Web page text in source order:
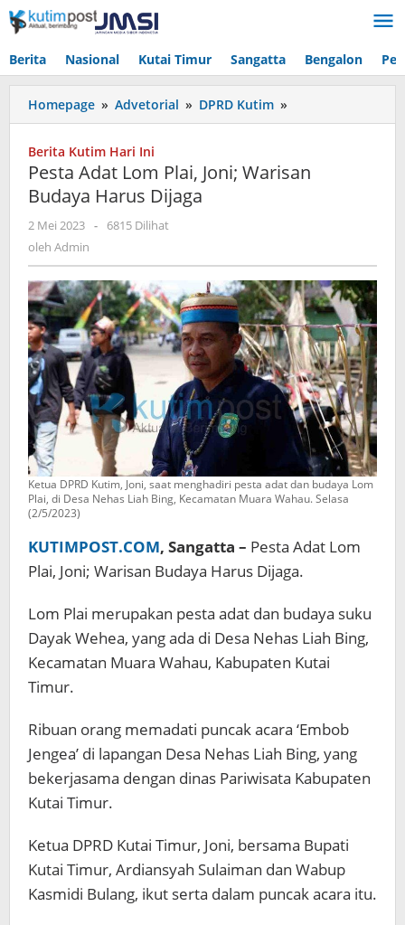
Lewati
ke
Berita Nasional Kutai Timur Sangatta Bengalon
Homepage » Advetorial » DPRD Kutim »
Adat
Joni;
Berita Kutim Hari Ini
Pesta Adat Lom Plai, Joni; Warisan
Budaya Harus Dijaga
2 Mei 2023 oleh
-
6815 Dilihat
oleh Admin
Ketua DPRD Kutim, Joni, saat menghadiri pesta adat dan budaya Lom
Plai, di Desa Nehas Liah Bing, Kecamatan Muara Wahau. Selasa
(2/5/2023)
KUTIMPOST.COM, Sangatta – Pesta Adat Lom
Plai, Joni; Warisan Budaya Harus Dijaga.
Lom Plai merupakan pesta adat dan budaya suku
Dayak Wehea, yang ada di Desa Nehas Liah Bing,
Kecamatan Muara Wahau, Kabupaten Kutai
Timur.
Ribuan orang memadati puncak acara ‘Embob
Jengea’ di lapangan Desa Nehas Liah Bing, yang
bekerjasama dengan dinas Pariwisata Kabupaten
Kutai Timur.
Ketua DPRD Kutai Timur, Joni, bersama Bupati
Kutai Timur, Ardiansyah Sulaiman dan Wabup
Kasmidi Bulang, ikut serta dalam puncak acara itu.